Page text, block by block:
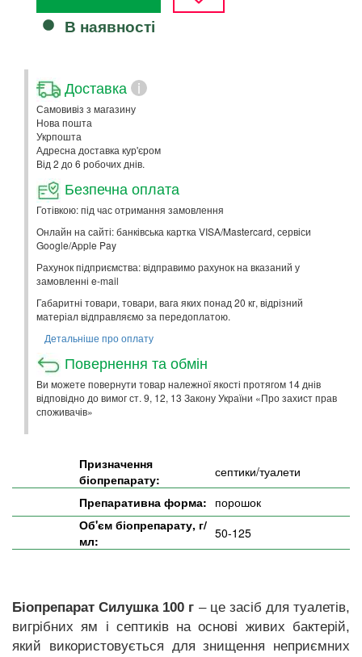
В наявності
Доставка i
Самовивіз з магазину
Нова пошта
Укрпошта
Адресна доставка кур'єром
Від 2 до 6 робочих днів.
Безпечна оплата
Готівкою: під час отримання замовлення
Онлайн на сайті: банківська картка VISA/Mastercard, сервіси
Google/Apple Pay
Рахунок підприємства: відправимо рахунок на вказаний у
замовленні e-mail
Габаритні товари, товари, вага яких понад 20 кг, відрізний
матеріал відправляємо за передоплатою.
Детальніше про оплату
Повернення та обмін
Ви можете повернути товар належної якості протягом 14 днів
відповідно до вимог ст. 9, 12, 13 Закону України «Про захист прав
споживачів»
Призначення
біопрепарату:
септики/туалети
Препаративна форма: порошок
Об'єм біопрепарату, г/
мл:
50-125
Біопрепарат Силушка 100 г – це засіб для туалетів,
вигрібних ям і септиків на основі живих бактерій,
який використовується для знищення неприємних